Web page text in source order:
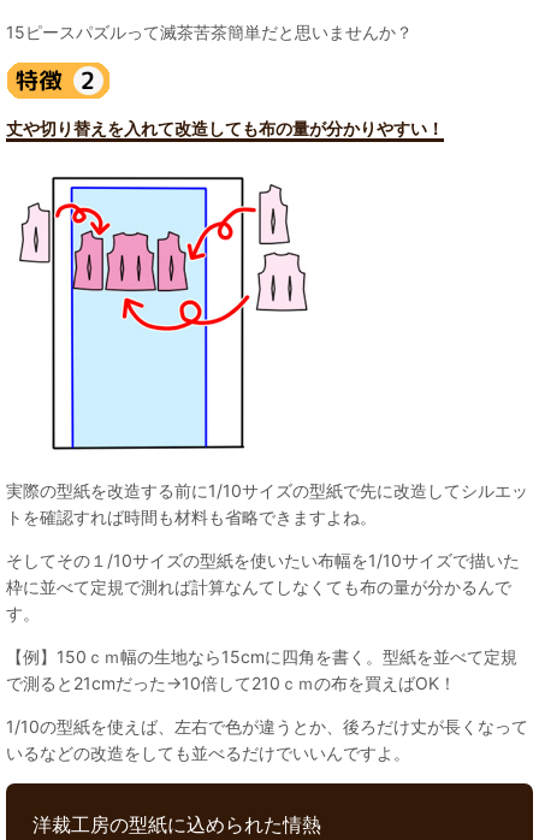
15ピースパズルって滅茶苦茶簡単だと思いませんか？
丈や切り替えを入れて改造しても布の量が分かりやすい！
実際の型紙を改造する前に1/10サイズの型紙で先に改造してシルエッ
トを確認すれば時間も材料も省略できますよね。
そしてその１/10サイズの型紙を使いたい布幅を1/10サイズで描いた
枠に並べて定規で測れば計算なんてしなくても布の量が分かるんで
す。
【例】150ｃｍ幅の生地なら15cmに四角を書く。型紙を並べて定規
で測ると21cmだった→10倍して210ｃｍの布を買えばOK！
1/10の型紙を使えば、左右で色が違うとか、後ろだけ丈が長くなって
いるなどの改造をしても並べるだけでいいんですよ。
洋裁工房の型紙に込められた情熱